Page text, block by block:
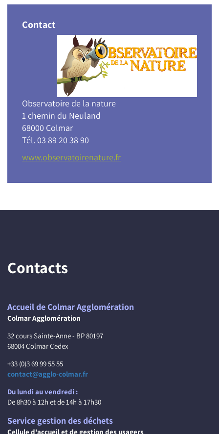
Contact
Observatoire de la nature
1 chemin du Neuland
68000 Colmar
Tél. 03 89 20 38 90
www.observatoirenature.fr
Contacts
Accueil de Colmar Agglomération
Colmar Agglomération
32 cours Sainte-Anne - BP 80197
68004 Colmar Cedex
+33 (0)3 69 99 55 55
contact@agglo-colmar.fr
Du lundi au vendredi :
De 8h30 à 12h et de 14h à 17h30
Service gestion des déchets
Cellule d'accueil et de gestion des usagers